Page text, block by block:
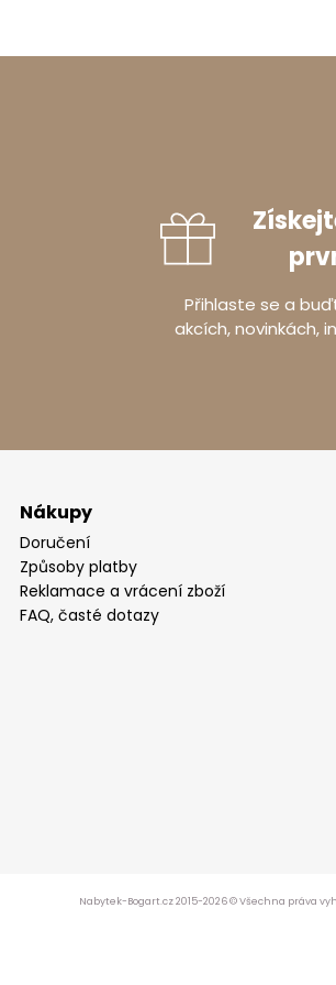
Přihlaste se a
akcích, novinkách,
Nákupy
Doručení
Způsoby platby
Reklamace a vrácení zboží
FAQ, časté dotazy
Nabytek-Bogart.cz 2015-2026 © Všechna práva